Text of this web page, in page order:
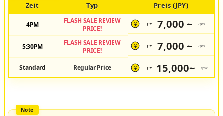
Zeit Typ Preis (JPY)
4PM
FLASH SALE REVIEW
PRICE!
¥ JPY 7,000 ~ /pax
5:30PM
FLASH SALE REVIEW
PRICE!
¥ JPY 7,000 ~ /pax
Standard Regular Price ¥ JPY 15,000~ /pax